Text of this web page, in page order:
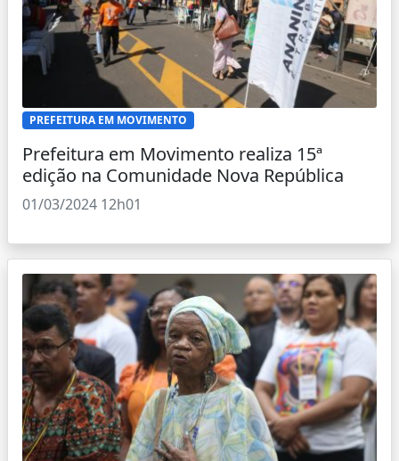
PREFEITURA EM MOVIMENTO
Prefeitura em Movimento realiza 15ª
edição na Comunidade Nova República
01/03/2024 12h01